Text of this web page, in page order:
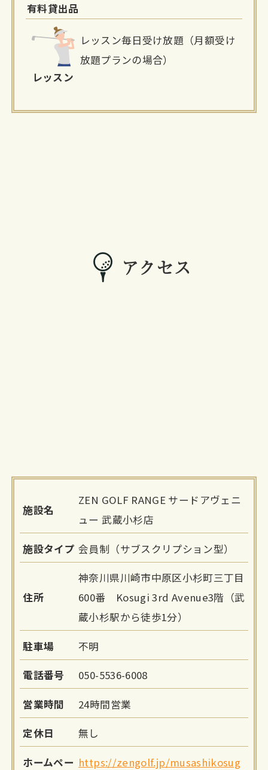
有料貸出品
レッスン
レッスン毎日受け放題（月額受け
放題プランの場合）
アクセス
施設名
ZEN GOLF RANGE サードアヴェニ
ュー 武蔵小杉店
施設タイプ 会員制（サブスクリプション型）
住所
神奈川県川崎市中原区小杉町三丁目
600番 Kosugi 3rd Avenue3階（武
蔵小杉駅から徒歩1分）
駐車場 不明
電話番号 050-5536-6008
営業時間 24時間営業
定休日 無し
ホームペー https://zengolf.jp/musashikosug